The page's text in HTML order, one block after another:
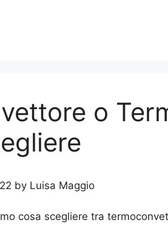
o
by Luisa Maggio
cosa scegliere tra